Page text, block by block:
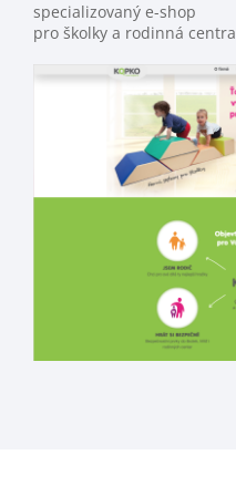
specializovaný e-shop
pro školky a rodinná centra